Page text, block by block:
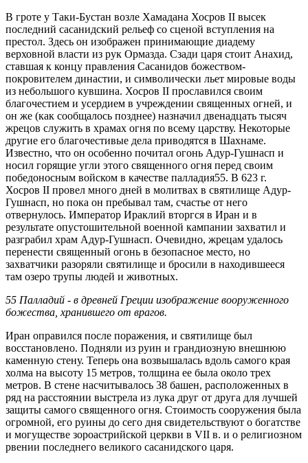
В гроте у Таки-Бустан возле Хамадана Хосров II высек
последний сасанидский рельеф со сценой вступления на
престол. Здесь он изображен принимающие диадему
верховной власти из рук Ормазда. Сзади царя стоит Анахид,
ставшая к концу правления Сасанидов божеством-
покровителем династии, и символически льет мировые воды
из небольшого кувшина. Хосров II прославился своим
благочестием и усердием в учреждении священных огней, и
он же (как сообщалось позднее) назначил двенадцать тысяч
жрецов служить в храмах огня по всему царству. Некоторые
другие его благочестивые дела приводятся в Шахнаме.
Известно, что он особенно почитал огонь Адур-Гушнасп и
носил горящие угли этого священного огня перед своим
победоносным войском в качестве палладия55. В 623 г.
Хосров II провел много дней в молитвах в святилище Адур-
Гушнасп, но пока он пребывал там, счастье от него
отвернулось. Император Ираклий вторгся в Иран и в
результате опустошительной военной кампании захватил и
разграбил храм Адур-Гушнасп. Очевидно, жрецам удалось
перенести священный огонь в безопасное место, но
захватчики разоряли святилище и бросили в находившееся
там озеро трупы людей и животных.
55 Палладий - в древней Греции изображение вооруженного
божества, хранившего от врагов.
Иран оправился после поражения, и святилище был
восстановлено. Подняли из руин и грандиозную внешнюю
каменную стену. Теперь она возвышалась вдоль самого края
холма на высоту 15 метров, толщина ее была около трех
метров. В стене насчитывалось 38 башен, расположенных в
ряд на расстоянии выстрела из лука друг от друга для лучшей
защиты самого священного огня. Стоимость сооружения была
огромной, его руины до сего дня свидетельствуют о богатстве
и могуществе зороастрийской церкви в VII в. и о религиозном
рвении последнего великого сасанидского царя.